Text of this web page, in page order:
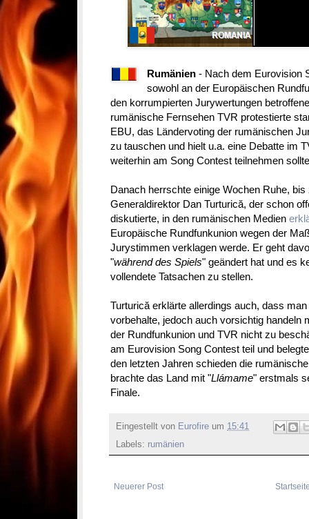
Rumänien- Nach dem Eurovision
sowohl an der Europäischen
den korrumpierten Jurywertungen
rumänische Fernsehen TVR protestierte
EBU, das Ländervoting der rumänischen
zu tauschen und hielt u.a. eine Debatte im
weiterhin am Song Contest teilnehmen
Danach herrschte einige Wochen Ruhe,
Generaldirektor Dan Turturică, der schon
diskutierte, in den rumänischen Medien
Europäische Rundfunkunion wegen der
Jurystimmen verklagen werde. Er geht
"während des Spiels" geändert hat und es
vollendete Tatsachen zu stellen.
Turturică erklärte allerdings auch, dass
vorbehalte, jedoch auch vorsichtig handeln
der Rundfunkunion und TVR nicht zu
am Eurovision Song Contest teil und
den letzten Jahren schieden die
brachte das Land mit "Llámame" erstmals
Finale.
Eingestellt von Eurofire um 15:41
Labels: rumänien
Neuerer Post